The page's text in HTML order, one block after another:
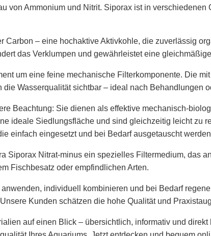
von Ammonium und Nitrit. Siporax ist in
Carbon – eine hochaktive Aktivkohle, die zuverlässig
das Verklumpen und gewährleistet eine
um eine feine mechanische Filterkomponente. Die
Wasserqualität sichtbar – ideal nach Behandlungen
Beachtung: Sie dienen als effektive mechanisch-
ideale Siedlungsfläche und sind gleichzeitig leicht zu
einfach eingesetzt und bei Bedarf ausgetauscht
Siporax Nitrat-minus ein spezielles Filtermedium, das
Fischbesatz oder empfindlichen Arten.
individuell kombinieren und bei Bedarf
Kunden schätzen die hohe Qualität und
auf einen Blick – übersichtlich, informativ und